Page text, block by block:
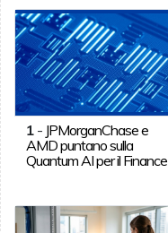
1- JPMorganChase e
AMD puntano sulla
Quantum AI per il Finance